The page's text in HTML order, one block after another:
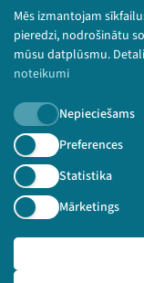
Mēs izmantojam
pieredzi, nodrošinātu
mūsu datplūsmu.
noteikumi
Nepieciešams
Preferences
Statistika
Mārketings
© 2026 Sarunu
paturētas.
Piesakies
Nepalaid garām
Pieteikties